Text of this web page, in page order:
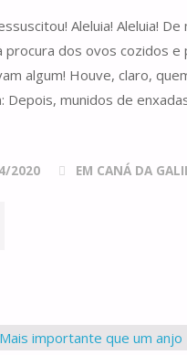
Aleluia! Aleluia! De
dos ovos cozidos e
algum! Houve, claro,
munidos de
2020 EM CANÁ DA